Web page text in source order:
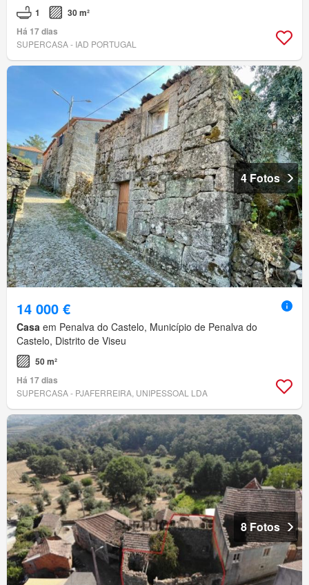
1
30 m²
Há 17 dias
SUPERCASA - IAD PORTUGAL
4 Fotos
14 000 €
Casa em Penalva do Castelo, Município de Penalva do
Castelo, Distrito de Viseu
50 m²
Há 17 dias
SUPERCASA - PJAFERREIRA, UNIPESSOAL LDA
8 Fotos